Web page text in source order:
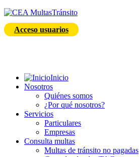
Acceso usuarios
Inicio
Nosotros
Quiénes somos
¿Por qué nosotros?
Servicios
Particulares
Empresas
Consulta multas
Multas de tránsito no pagadas